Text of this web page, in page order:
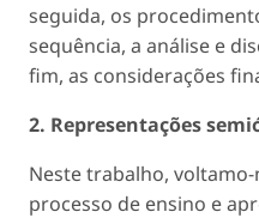
seguida, os
sequência, a análise e
fim, as considerações
2. Representações
Neste trabalho,
processo de ensino e